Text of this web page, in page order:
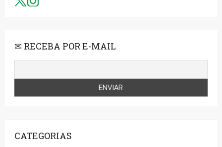
✉ RECEBA POR E-MAIL
CATEGORIAS